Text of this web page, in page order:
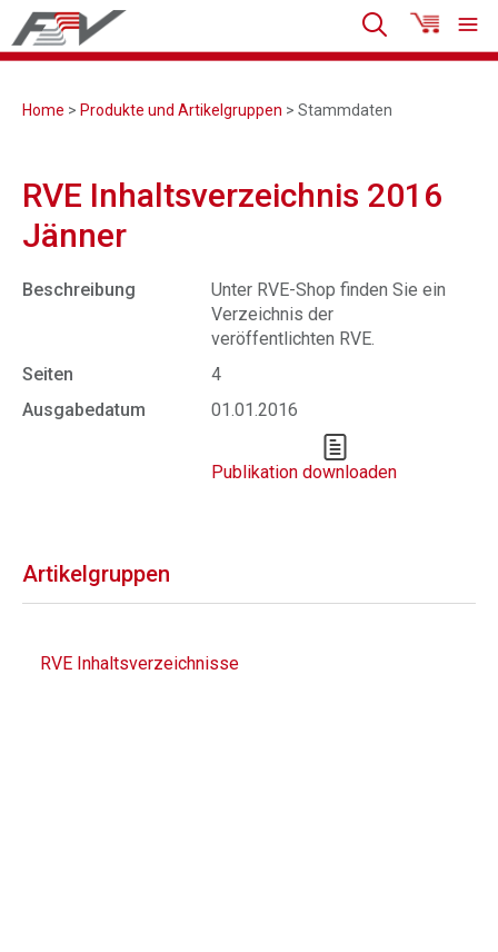
Home > Produkte und Artikelgruppen > Stammdaten
RVE Inhaltsverzeichnis 2016
Jänner
Beschreibung
Unter RVE-Shop finden Sie ein
Verzeichnis der
veröffentlichten RVE.
Seiten
4
Ausgabedatum
01.01.2016
Publikation downloaden
Artikelgruppen
RVE Inhaltsverzeichnisse